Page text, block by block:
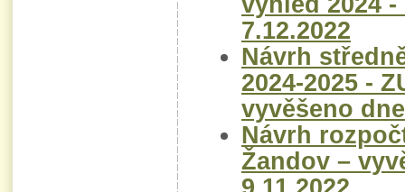
7.12.2022
Návrh
2024-2025 -
vyvěšeno
Návrh
Žandov –